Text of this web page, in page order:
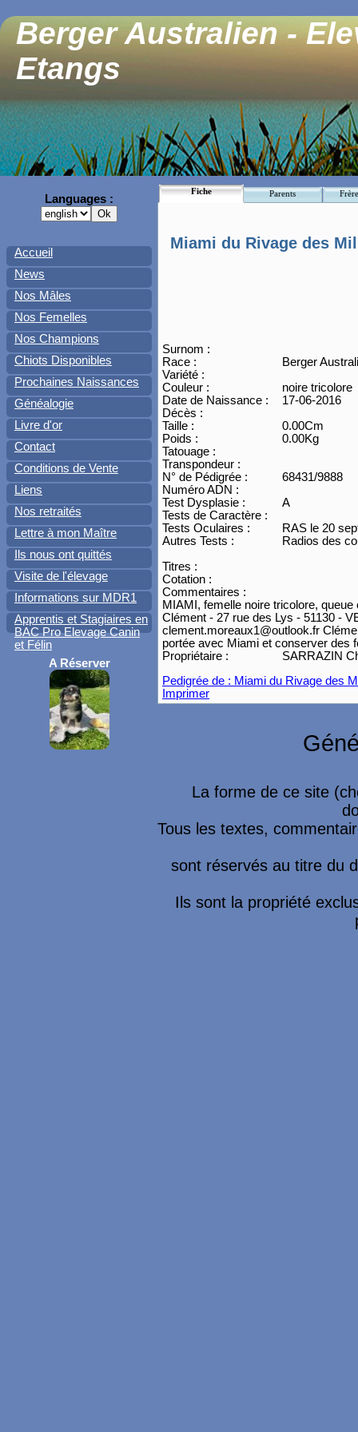
Berger Australien -
Etangs
Languages :
Accueil
News
Nos Mâles
Nos Femelles
Nos Champions
Chiots Disponibles
Prochaines Naissances
Généalogie
Livre d'or
Contact
Conditions de Vente
Liens
Nos retraités
Lettre à mon Maître
Ils nous ont quittés
Visite de l'élevage
Informations sur MDR1
Apprentis et Stagiaires en
BAC Pro Elevage Canin
et Félin
A Réserver
Fiche Parents
Miami du Rivage des
Surnom :
Race :
Berger
Variété :
Couleur :
noire tricolore
Date de Naissance :
17-06-2016
Décès :
Taille :
0.00Cm
Poids :
0.00Kg
Tatouage :
Transpondeur :
N° de Pédigrée :
68431/9888
Numéro ADN :
Test Dysplasie :
A
Tests de Caractère :
Tests Oculaires :
RAS le 20
Autres Tests :
Radios des
Titres :
Cotation :
Commentaires :
MIAMI, femelle noire tricolore,
Clément - 27 rue des Lys - 51130 -
clement.moreaux1@outlook.fr
portée avec Miami et conserver des
Propriétaire :
SARRAZIN
Pedigrée de : Miami du Rivage des
Imprimer
La forme de ce site
Tous les textes,
sont réservés au titre du
Ils sont la propriété